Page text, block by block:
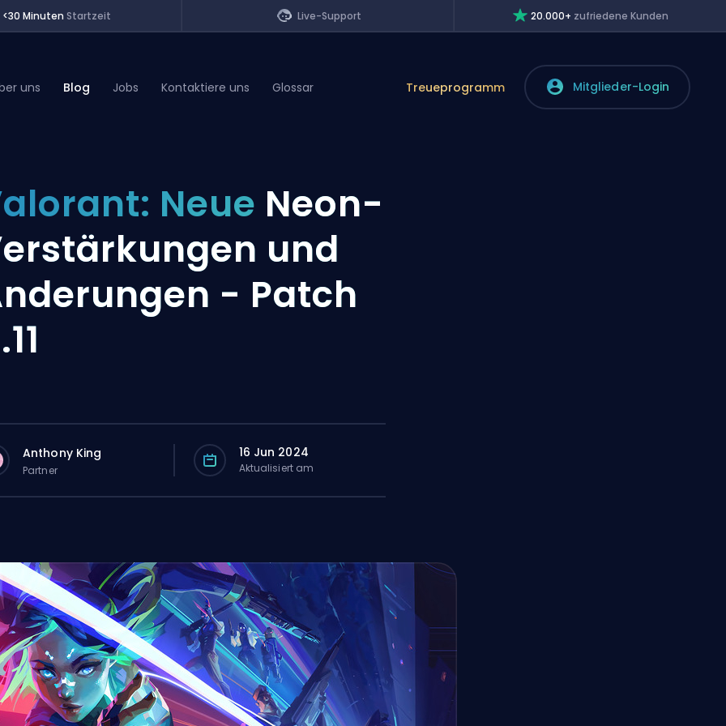
<30 Minuten Startzeit Live-Support 20.000+ zufriedene Kunden
uns Blog Jobs Kontaktiere uns Glossar Treueprogramm Mitglieder-Login
Neue Neon-
und
- Patch
Anthony King
Partner
16 Jun 2024
Aktualisiert am